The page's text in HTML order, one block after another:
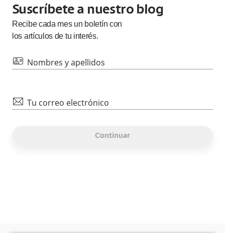
Suscríbete a nuestro blog
Recibe cada mesun boletín con
los artículos de tu interés.
id Nombres y apellidos
mail Tu correo electrónico
Continuar